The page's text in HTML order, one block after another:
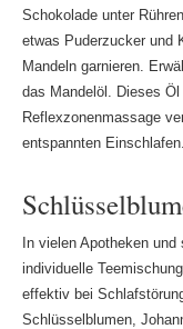
Schokolade unter
etwas Puderzucker und
Mandeln garnieren.
das Mandelöl. Dieses
Reflexzonenmassage
entspannten Einschlafen.
In vielen Apotheken
individuelle
effektiv bei
Schlüsselblumen,